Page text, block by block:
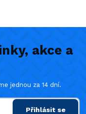
akce a
jednou za 14 dní.
Přihlásit se